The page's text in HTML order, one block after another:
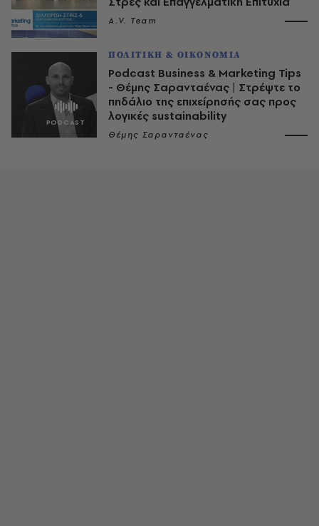
A.V. Team
ΠΟΛΙΤΙΚΗ & ΟΙΚΟΝΟΜΙΑ
Podcast Business & Marketing Tips
- Θέμης Σαρανταένας | Στρέψτε το
πηδάλιο της επιχείρησής σας προς
λογικές sustainability
Θέμης Σαρανταένας